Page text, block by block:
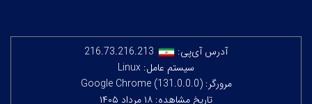
آدرس آی‌پی:
216.73.216.213
سیستم عامل: Linux
مرورگر: Google Chrome (131.0.0.0)
تاریخ مشاهده: ۱۸ مرداد ۱۴۰۵